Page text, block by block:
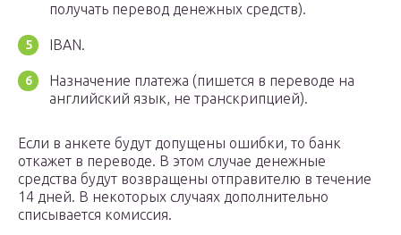
получать перевод денежных средств).
IBAN.
Назначение платежа (пишется в переводе на
английский язык, не транскрипцией).
Если в анкете будут допущены ошибки, то банк
откажет в переводе. В этом случае денежные
средства будут возвращены отправителю в течение
14 дней. В некоторых случаях дополнительно
списывается комиссия.